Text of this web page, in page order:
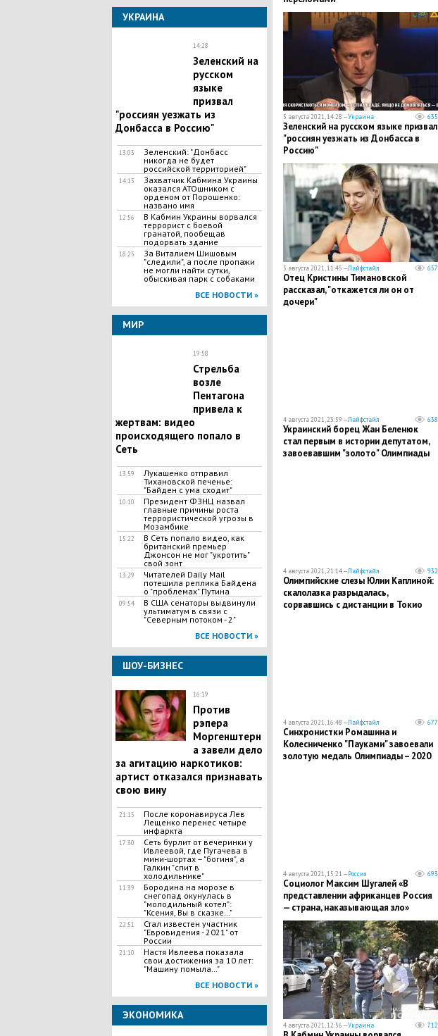
УКРАИНА
14:28
Зеленский на
русском
языке
призвал
"россиян уезжать из
Донбасса в Россию"
13:03
Зеленский: "Донбасс
никогда не будет
российской территорией"
14:15
Захватчик Кабмина Украины
оказался АТОшником с
орденом от Порошенко:
названо имя
12:56
В Кабмин Украины ворвался
террорист с боевой
гранатой, пообещав
подорвать здание
18:25
За Виталием Шишовым
"следили", а после пропажи
не могли найти сутки,
обыскивая парк с собаками
ВСЕ НОВОСТИ »
МИР
19:58
Стрельба
возле
Пентагона
привела к
жертвам: видео
происходящего попало в
Сеть
13:59
Лукашенко отправил
Тихановской печенье:
"Байден с ума сходит"
10:10
Президент ФЗНЦ назвал
главные причины роста
террористической угрозы в
Мозамбике
15:22
В Сеть попало видео, как
британский премьер
Джонсон не мог "укротить"
свой зонт
13:29
Читателей Daily Mail
потешила реплика Байдена
о "проблемах" Путина
09:54
В США сенаторы выдвинули
ультиматум в связи с
"Северным потоком - 2"
ВСЕ НОВОСТИ »
ШОУ-БИЗНЕС
16:19
Против
рэпера
Моргенштерн
а завели дело
за агитацию наркотиков:
артист отказался признавать
свою вину
21:15
После коронавируса Лев
Лещенко перенес четыре
инфаркта
17:30
Сеть бурлит от вечеринки у
Ивлеевой, где Пугачева в
мини-шортах – "богиня", а
Галкин "спит в
холодильнике"
11:39
Бородина на морозе в
снегопад окунулась в
"молодильный котел":
"Ксения, Вы в сказке…"
22:51
Стал известен участник
"Евровидения - 2021" от
России
21:10
Настя Ивлеева показала
свои достижения за 10 лет:
"Машину помыла…"
ВСЕ НОВОСТИ »
ЭКОНОМИКА
5 августа 2021, 14:28 —Украина 635
Зеленский на русском языке призвал
"россиян уезжать из Донбасса в
Россию"
5 августа 2021, 11:45 —Лайфстайл 657
Отец Кристины Тимановской
рассказал, "откажется ли он от
дочери"
4 августа 2021, 23:59 —Лайфстайл 638
Украинский борец Жан Беленюк
стал первым в истории депутатом,
завоевавшим "золото" Олимпиады
4 августа 2021, 21:14 —Лайфстайл 932
Олимпийские слезы Юлии Каплиной:
скалолазка разрыдалась,
сорвавшись с дистанции в Токио
4 августа 2021, 16:48 —Лайфстайл 677
Синхронистки Ромашина и
Колесниченко "Пауками" завоевали
золотую медаль Олимпиады – 2020
4 августа 2021, 15:21 —Россия 693
Социолог Максим Шугалей «В
представлении африканцев Россия
— страна, наказывающая зло»
4 августа 2021, 12:56 —Украина 712